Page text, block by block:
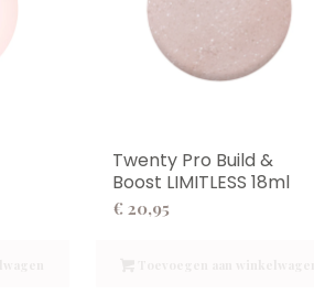
Twenty Pro Build &
Boost LIMITLESS 18ml
€ 20,95